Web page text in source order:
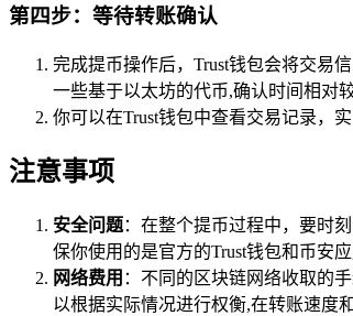
第四步：等待转账确认
完成提币操作后，Trust钱包会将交易
一些基于以太坊的代币,确认时间相对较
你可以在Trust钱包中查看交易记录，
注意事项
安全问题：在整个提币过程中，要时
保你使用的是官方的Trust钱包和币安
网络费用 ：不同的区块链网络收取的
以根据实际情况进行权衡,在转账速度